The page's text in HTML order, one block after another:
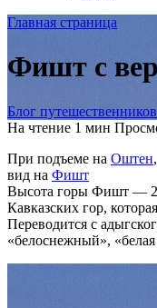
Главная страница
Фишт с
Блог путешественников
На чтение 1 мин
При подъеме на Оштен
вид на Фишт
Высота горы Фишт —
Кавказских гор,
Переводится с
«белоснежный», «белая